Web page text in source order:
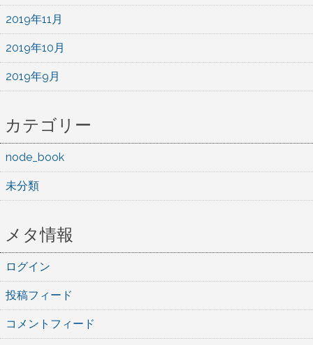
2019年11月
2019年10月
2019年9月
カテゴリー
node_book
未分類
メタ情報
ログイン
投稿フィード
コメントフィード